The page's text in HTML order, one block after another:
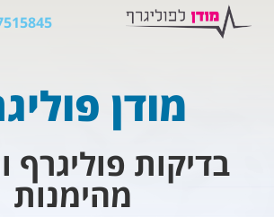
מודן
בדיקות פוליגרף
מהימנות